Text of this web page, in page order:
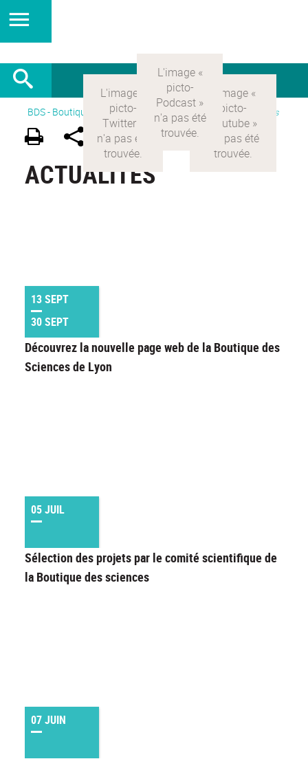
BDS - Boutique des sciences Version Française>Actualités
ACTUALITÉS
13 SEPT
30 SEPT
Découvrez la nouvelle page web de la Boutique des
Sciences de Lyon
05 JUIL
Sélection des projets par le comité scientifique de
la Boutique des sciences
07 JUIN